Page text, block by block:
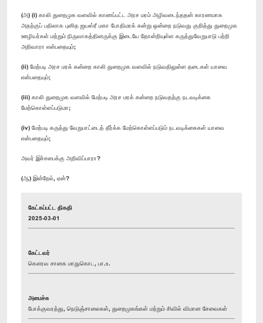
(அ) (i) காலி துறைமுக வளவில் காணப்பட்ட அரச மரம் அழிவடைந்ததன் காரணமாக
அதற்குப் பதிலாக புனித ஜயஸ்ரீ மகா போதிமரக் கன்று ஒன்றை நடுவது குறித்து துறைமுக
ஊழியர்கள் மற்றும் நிருவாகத்தினருக்கு இடையே தோன்றியுள்ள கருத்துவேறுபாடு பற்றி
அறிவாரா என்பதையும்;
(ii) மேற்படி அரச மரக் கன்றை காலி துறைமுக வளவில் நடுவதிலுள்ள தடைகள் யாவை
என்பதையும்;
(iii) காலி துறைமுக வளவில் மேற்படி அரச மரக் கன்றை நடுவதற்கு நடவடிக்கை
மேற்கொள்ளப்படுமா;
(iv) மேற்படி கருத்து வேறுபாட்டைத் தீர்க்க மேற்கொள்ளப்படும் நடவடிக்கைகள் யாவை
என்பதையும்;
அவர் இச்சபைக்கு அறிவிப்பாரா?
(ஆ) இன்றேல், ஏன்?
கேட்கப்பட்ட திகதி
2025-03-01
கேட்டவர்
கௌரவ சானக மாதுகொட, பா.உ.
அமைச்சு
போக்குவரத்து, நெடுஞ்சாலைகள், துறைமுகங்கள் மற்றும் சிவில் விமான சேவைகள்